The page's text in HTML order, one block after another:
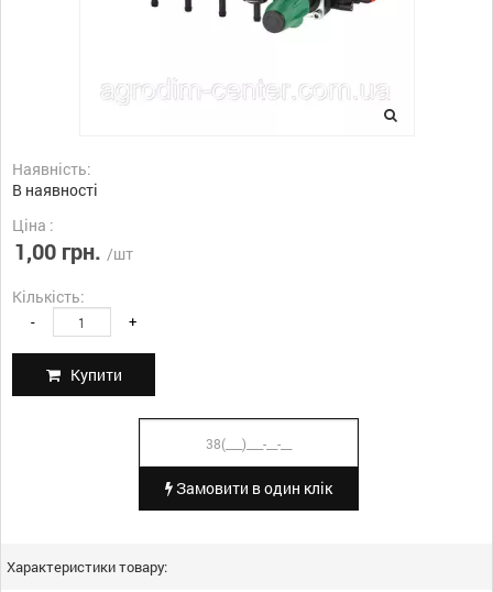
Наявність:
В наявності
Ціна :
1,00 грн. /шт
Кількість:
- +
Купити
Замовити в один клік
Характеристики товару: